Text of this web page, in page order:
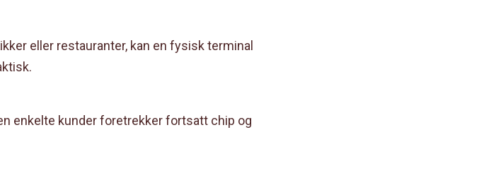
eller restauranter, kan en fysisk terminal
enkelte kunder foretrekker fortsatt chip og